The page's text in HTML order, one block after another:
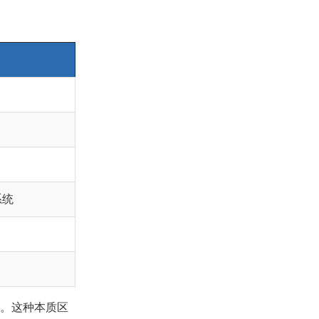
统
这种本质区